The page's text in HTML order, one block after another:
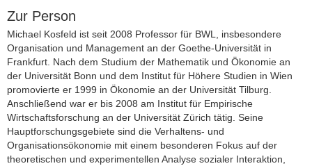
Dr. David Poensgen
Dr. Navid Sabet
Vincent Selz
Studentische Hilfskräfte
Ehemalige Doktoranden und
Mitarbeiter
Zur Person
Michael Kosfeld ist seit 2008 Professor für BWL, insbesondere
Organisation und Management an der Goethe-Universität in
Frankfurt. Nach dem Studium der Mathematik und Ökonomie an
der Universität Bonn und dem Institut für Höhere Studien in Wien
promovierte er 1999 in Ökonomie an der Universität Tilburg.
Anschließend war er bis 2008 am Institut für Empirische
Wirtschaftsforschung an der Universität Zürich tätig. Seine
Hauptforschungsgebiete sind die Verhaltens- und
Organisationsökonomie mit einem besonderen Fokus auf der
theoretischen und experimentellen Analyse sozialer Interaktion,